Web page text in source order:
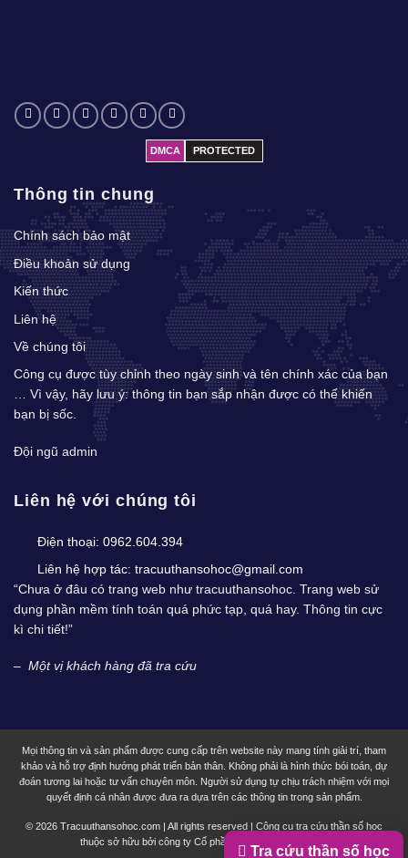
DMCA PROTECTED
Thông tin chung
Chính sách bảo mật
Điều khoản sử dụng
Kiến thức
Liên hệ
Về chúng tôi
Công cụ được tùy chỉnh theo ngày sinh và tên chính xác của bạn
… Vì vậy, hãy lưu ý: thông tin bạn sắp nhận được có thể khiến
bạn bị sốc.
Đội ngũ admin
Liên hệ với chúng tôi
Điện thoại: 0962.604.394
Liên hệ hợp tác: tracuuthansohoc@gmail.com
“Chưa ở đâu có trang web như tracuuthansohoc. Trang web sử
dụng phần mềm tính toán quá phức tạp, quá hay. Thông tin cực
kì chi tiết!”
– Một vị khách hàng đã tra cứu
Mọi thông tin và sản phẩm được cung cấp trên website này mang tính giải trí, tham
khảo và hỗ trợ định hướng phát triển bản thân. Không phải là hình thức bói toán, dự
đoán tương lai hoặc tư vấn chuyên môn. Người sử dụng tự chịu trách nhiệm với mọi
quyết định cá nhân được đưa ra dựa trên các thông tin trong sản phẩm.
© 2026 Tracuuthansohoc.com | All rights reserved | Công cụ tra cứu thần số học
thuộc sở hữu bởi công ty Cổ phần công nghệ MystechX
Tra cứu thần số học